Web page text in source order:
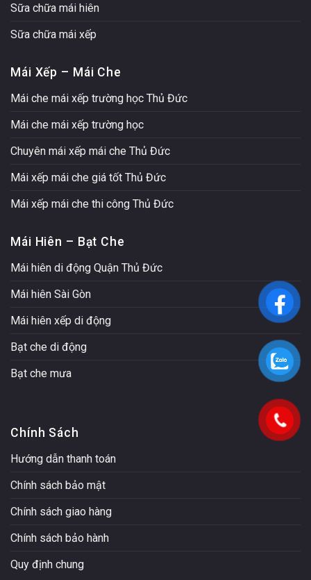
Sữa chữa mái hiên
Sữa chữa mái xếp
Mái Xếp – Mái Che
Mái che mái xếp trường học Thủ Đức
Mái che mái xếp trường học
Chuyên mái xếp mái che Thủ Đức
Mái xếp mái che giá tốt Thủ Đức
Mái xếp mái che thi công Thủ Đức
Mái Hiên – Bạt Che
Mái hiên di động Quận Thủ Đức
Mái hiên Sài Gòn
Mái hiên xếp di động
Bạt che di động
Bạt che mưa
Chính Sách
Hướng dẫn thanh toán
Chính sách bảo mật
Chính sách giao hàng
Chính sách bảo hành
Quy định chung